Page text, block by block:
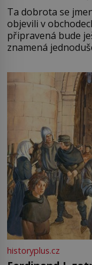
Ta dobrota se
objevili v
připravená bude
znamená
pře hned několik
Francie, kde se
historyplus.cz